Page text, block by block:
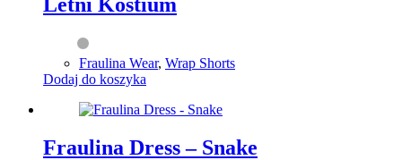
Fraulina Wear, Wrap Shorts
Dodaj do koszyka
Fraulina Dress – Snake